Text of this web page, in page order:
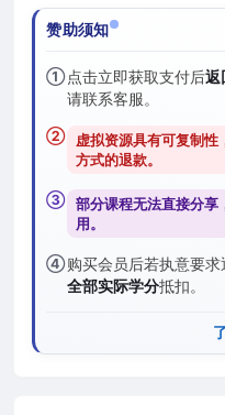
赞助须知
① 点击立即获取支付后返
请联系客服。
② 虚拟资源具有可复制
方式的退款。
③ 部分课程无法直接分享
用。
④购买会员后若执意要
全部实际学分抵扣。